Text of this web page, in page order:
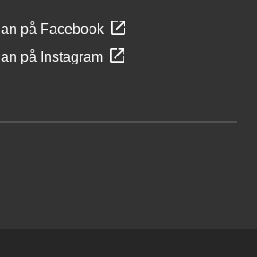
på Facebook
på Instagram